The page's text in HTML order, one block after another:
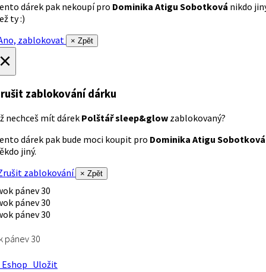
dárek pak nekoupí pro Dominika Atigu Sobotková nikdo
ty :)
zablokovat
× Zpět
zablokování dárku
nechceš mít dárek Polštář sleep&glow zablokovaný?
dárek pak bude moci koupit pro Dominika Atigu Sobotková
jiný.
zablokování
× Zpět
pánev 30
Uložit